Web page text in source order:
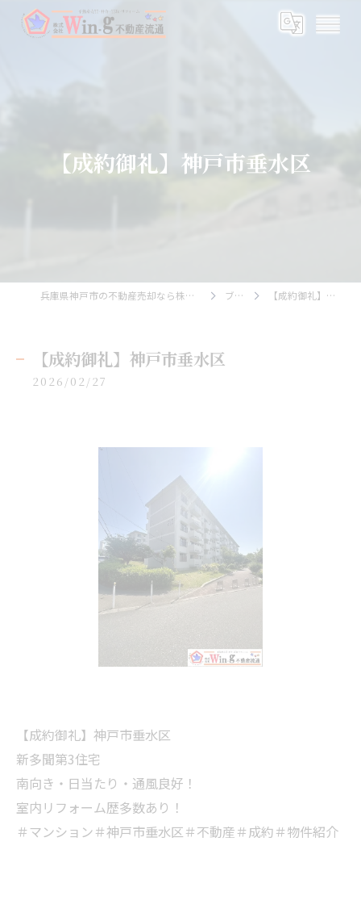
【成約御礼】神戸市垂水区
兵庫県神戸市の不動産売却なら株式会社Wing不動産流通 ブログ 【成約御礼】神戸市垂水区
【成約御礼】神戸市垂水区
2026/02/27
【成約御礼】神戸市垂水区
新多聞第3住宅
南向き・日当たり・通風良好！
室内リフォーム歴多数あり！
＃マンション＃神戸市垂水区＃不動産＃成約＃物件紹介